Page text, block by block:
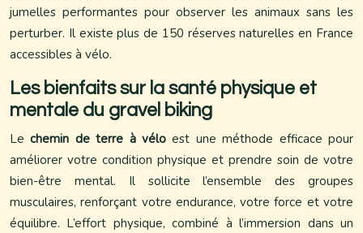
jumelles performantes pour observer les animaux sans les
perturber. Il existe plus de 150 réserves naturelles en France
accessibles à vélo.
Les bienfaits sur la santé physique et
mentale du gravel biking
Lechemin de terre à véloest une méthode efficace pour
améliorer votre condition physique et prendre soin de votre
bien-être mental. Il sollicite l’ensemble des groupes
musculaires, renforçant votre endurance, votre force et votre
équilibre. L’effort physique, combiné à l’immersion dans un